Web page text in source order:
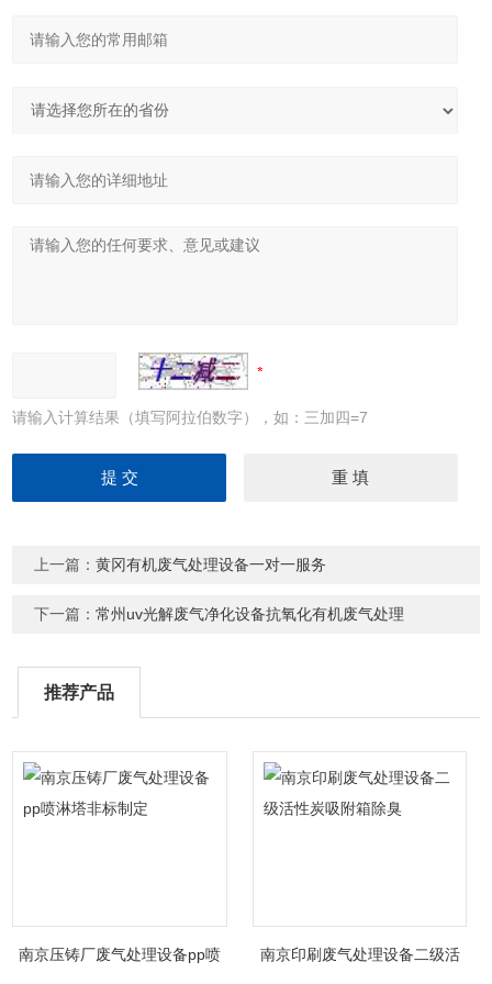
请输入计算结果（填写阿拉伯数字），如：三加四=7
上一篇：黄冈有机废气处理设备一对一服务
下一篇：常州uv光解废气净化设备抗氧化有机废气处理
推荐产品
南京压铸厂废气处理设备pp喷
南京印刷废气处理设备二级活